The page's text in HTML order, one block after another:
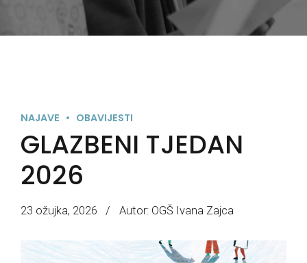
NAJAVE OBAVIJESTI
GLAZBENI TJEDAN
2026
23 ožujka, 2026 Autor: OGŠ Ivana Zajca